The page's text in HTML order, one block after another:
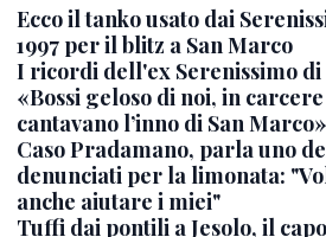
Ecco il tanko usato dai
1997 per il blitz a San Marco
I ricordi dell'ex Serenissimo di
«Bossi geloso di noi, in
cantavano l’inno di San Marco»
Caso Pradamano, parla uno
denunciati per la limonata:
anche aiutare i miei"
Tuffi dai pontili a Jesolo, il